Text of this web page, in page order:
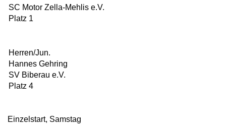
SC Motor Zella-Mehlis e.V.
Platz 1
Herren/Jun.
Hannes Gehring
SV Biberau e.V.
Platz 4
Einzelstart, Samstag